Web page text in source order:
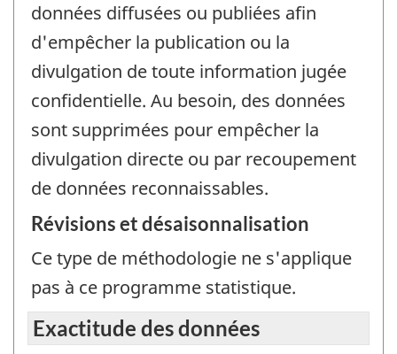
données diffusées ou publiées afin
d'empêcher la publication ou la
divulgation de toute information jugée
confidentielle. Au besoin, des données
sont supprimées pour empêcher la
divulgation directe ou par recoupement
de données reconnaissables.
Révisions et désaisonnalisation
Ce type de méthodologie ne s'applique
pas à ce programme statistique.
Exactitude des données